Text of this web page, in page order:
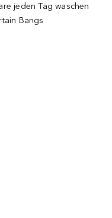
jeden Tag waschen
Bangs